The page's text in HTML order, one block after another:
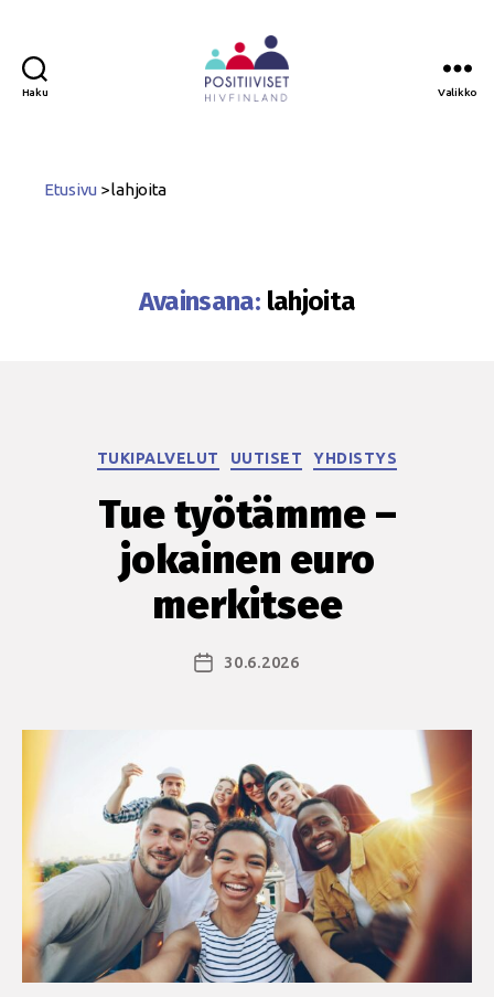
Haku Valikko
Etusivu >lahjoita
Avainsana: lahjoita
Kategoriat
TUKIPALVELUT UUTISET YHDISTYS
Tue työtämme –
jokainen euro
merkitsee
Julkaisupäivämäärä
30.6.2026